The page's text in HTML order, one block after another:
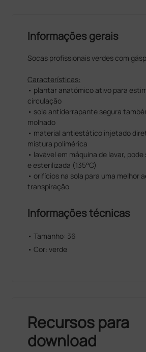
Informações gerais
Socas profissionais verdes com
Características:
• plantar anatómico ativo para
circulação
• sola antiderrapante segura
molhado
• material antiestático injetado
mistura polimérica
• lavável em máquina de lavar,
e esterilizada (135°C)
• orifícios na sola para uma melhor
transpiração
Informações técnicas
• Tamanho: 36
• Cor: verde
Recursos para
download